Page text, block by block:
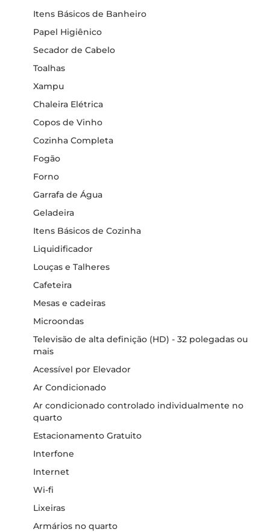
Itens Básicos de Banheiro
Papel Higiênico
Secador de Cabelo
Toalhas
Xampu
Chaleira Elétrica
Copos de Vinho
Cozinha Completa
Fogão
Forno
Garrafa de Água
Geladeira
Itens Básicos de Cozinha
Liquidificador
Louças e Talheres
Cafeteira
Mesas e cadeiras
Microondas
Televisão de alta definição (HD) - 32 polegadas ou
mais
Acessível por Elevador
Ar Condicionado
Ar condicionado controlado individualmente no
quarto
Estacionamento Gratuito
Interfone
Internet
Wi-fi
Lixeiras
Armários no quarto